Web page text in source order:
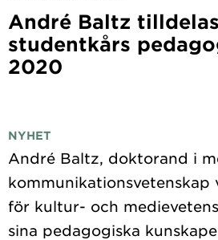
André Baltz
studentkårs
2020
NYHET
André Baltz, doktorand i
för kultur- och
sina pedagogiska